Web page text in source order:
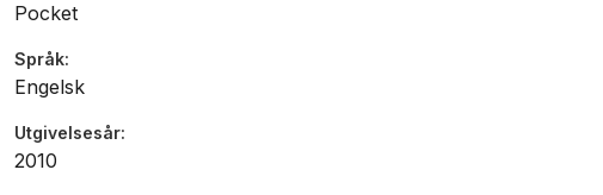
Pocket
Språk
Engelsk
Utgivelsesår
2010